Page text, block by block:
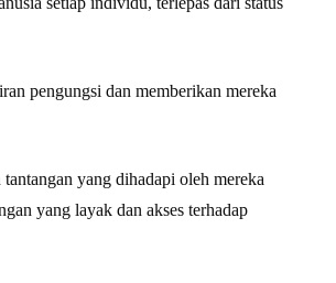
pengungsi dan memberikan mereka
yang dihadapi oleh mereka
yang layak dan akses terhadap